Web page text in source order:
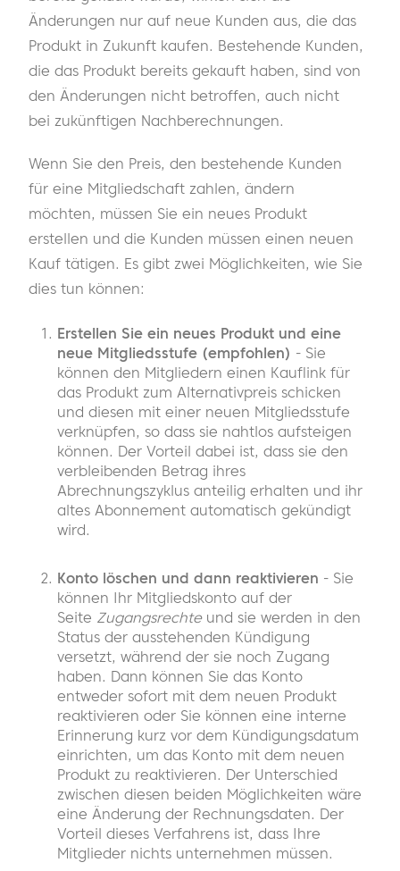
Änderungen nur auf neue Kunden aus, die das
Produkt in Zukunft kaufen. Bestehende Kunden,
die das Produkt bereits gekauft haben, sind von
den Änderungen nicht betroffen, auch nicht
bei zukünftigen Nachberechnungen.
Wenn Sie den Preis, den bestehende Kunden
für eine Mitgliedschaft zahlen, ändern
möchten, müssen Sie ein neues Produkt
erstellen und die Kunden müssen einen neuen
Kauf tätigen. Es gibt zwei Möglichkeiten, wie Sie
dies tun können:
Erstellen Sie ein neues Produkt und eine
neue Mitgliedsstufe (empfohlen) - Sie
können den Mitgliedern einen Kauflink für
das Produkt zum Alternativpreis schicken
und diesen mit einer neuen Mitgliedsstufe
verknüpfen, so dass sie nahtlos aufsteigen
können. Der Vorteil dabei ist, dass sie den
verbleibenden Betrag ihres
Abrechnungszyklus anteilig erhalten und ihr
altes Abonnement automatisch gekündigt
wird.
Konto löschen und dann reaktivieren - Sie
können Ihr Mitgliedskonto auf der
Seite Zugangsrechteund sie werden in den
Status der ausstehenden Kündigung
versetzt, während der sie noch Zugang
haben. Dann können Sie das Konto
entweder sofort mit dem neuen Produkt
reaktivieren oder Sie können eine interne
Erinnerung kurz vor dem Kündigungsdatum
einrichten, um das Konto mit dem neuen
Produkt zu reaktivieren. Der Unterschied
zwischen diesen beiden Möglichkeiten wäre
eine Änderung der Rechnungsdaten. Der
Vorteil dieses Verfahrens ist, dass Ihre
Mitglieder nichts unternehmen müssen.